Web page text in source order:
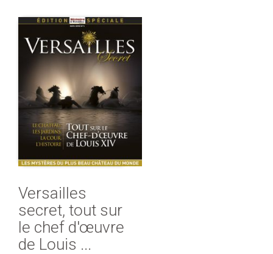
Versailles
secret, tout sur
le chef d'œuvre
de Louis ...